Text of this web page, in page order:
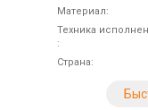
Материал
Техника
Страна